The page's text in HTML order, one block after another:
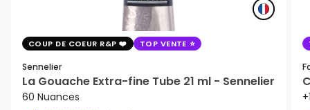
COUP DE COEUR R&P TOP VENTE
Sennelier
La Gouache Extra-fine Tube 21 ml - Sennelier
60 Nuances